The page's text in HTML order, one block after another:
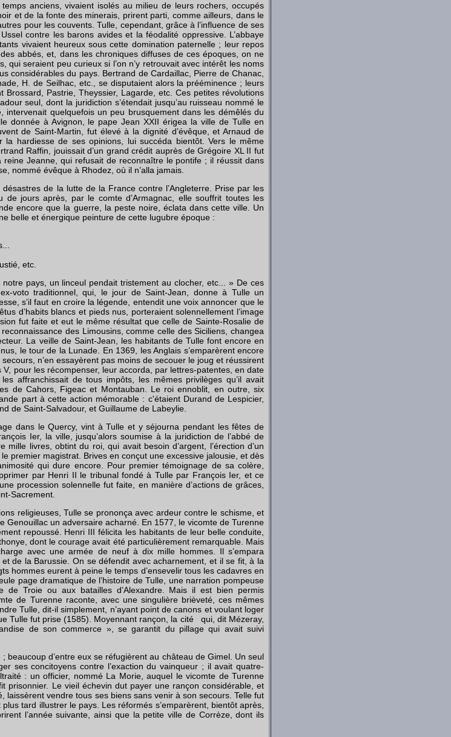
anciens, vivaient isolés au milieu de leurs rochers, occupés
et de la fonte des minerais, prirent parti, comme ailleurs, dans le
pour les couvents. Tulle, cependant, grâce à l’influence de ses
contre les barons avides et la féodalité oppressive. L’abbaye
vivaient heureux sous cette domination paternelle ; leur repos
abbés, et, dans les chroniques diffuses de ces époques, on ne
qui seraient peu curieux si l’on n’y retrouvait avec intérêt les noms
considérables du pays. Bertrand de Cardaillac, Pierre de Chanac,
H. de Seilhac, etc., se disputaient alors la prééminence ; leurs
Pastrie, Theyssier, Lagarde, etc. Ces petites révolutions
seul, dont la juridiction s’étendait jusqu’au ruisseau nommé le
intervenait quelquefois un peu brusquement dans les démêlés du
donnée à Avignon, le pape Jean XXII érigea la ville de Tulle en
de Saint-Martin, fut élevé à la dignité d’évêque, et Arnaud de
la hardiesse de ses opinions, lui succéda bientôt. Vers le même
Raffin, jouissait d’un grand crédit auprès de Grégoire XL II fut
Jeanne, qui refusait de reconnaître le pontife ; il réussit dans
nommé évêque à Rhodez, où il n’alla jamais.
de la lutte de la France contre l’Angleterre. Prise par les
jours après, par le comte d’Armagnac, elle souffrit toutes les
encore que la guerre, la peste noire, éclata dans cette ville. Un
belle et énergique peinture de cette lugubre époque :
etc.
pays, un linceul pendait tristement au clocher, etc... » De ces
voto traditionnel, qui, le jour de Saint-Jean, donne à Tulle un
s’il faut en croire la légende, entendit une voix annoncer que le
d’habits blancs et pieds nus, porteraient solennellement l’image
fut faite et eut le même résultat que celle de Sainte-Rosalie de
des Limousins, comme celle des Siciliens, changea
La veille de Saint-Jean, les habitants de Tulle font encore en
le tour de la Lunade. En 1369, les Anglais s’emparèrent encore
n’en essayèrent pas moins de secouer le joug et réussirent
pour les récompenser, leur accorda, par lettres-patentes, en date
affranchissait de tous impôts, les mêmes privilèges qu’il avait
de Cahors, Figeac et Montauban. Le roi ennoblit, en outre, six
part à cette action mémorable : c'étaient Durand de Lespicier,
de Saint-Salvadour, et Guillaume de Labeylie.
dans le Quercy, vint à Tulle et y séjourna pendant les fêtes de
Ier, la ville, jusqu’alors soumise à la juridiction de l’abbé de
mille livres, obtint du roi, qui avait besoin d’argent, l’érection d’un
premier magistrat. Brives en conçut une excessive jalousie, et dès
qui dure encore. Pour premier témoignage de sa colère,
par Henri II le tribunal fondé à Tulle par François Ier, et ce
procession solennelle fut faite, en manière d’actions de grâces,
Sacrement.
religieuses, Tulle se prononça avec ardeur contre le schisme, et
Genouillac un adversaire acharné. En 1577, le vicomte de Turenne
repoussé. Henri III félicita les habitants de leur belle conduite,
dont le courage avait été particulièrement remarquable. Mais
avec une armée de neuf à dix mille hommes. Il s’empara
de la Barussie. On se défendit avec acharnement, et il se fit, à la
hommes eurent à peine le temps d’ensevelir tous les cadavres en
page dramatique de l’histoire de Tulle, une narration pompeuse
Troie ou aux batailles d’Alexandre. Mais il est bien permis
de Turenne raconte, avec une singulière brièveté, ces mêmes
Tulle, dit-il simplement, n’ayant point de canons et voulant loger
Tulle fut prise (1585). Moyennant rançon, la cité qui, dit Mézeray,
de son commerce », se garantit du pillage qui avait suivi
beaucoup d’entre eux se réfugièrent au château de Gimel. Un seul
ses concitoyens contre l’exaction du vainqueur ; il avait quatre-
: un officier, nommé La Morie, auquel le vicomte de Turenne
prisonnier. Le vieil échevin dut payer une rançon considérable, et
laissèrent vendre tous ses biens sans venir à son secours. Telle fut
tard illustrer le pays. Les réformés s’emparèrent, bientôt après,
l’année suivante, ainsi que la petite ville de Corrèze, dont ils